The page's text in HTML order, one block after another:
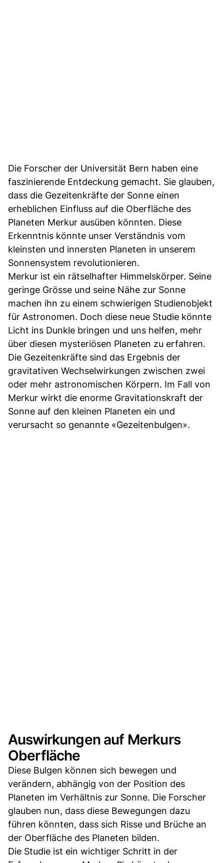
Die Forscher der Universität Bern haben eine
faszinierende Entdeckung gemacht. Sie glauben,
dass die Gezeitenkräfte der Sonne einen
erheblichen Einfluss auf die Oberfläche des
Planeten Merkur ausüben könnten. Diese
Erkenntnis könnte unser Verständnis vom
kleinsten und innersten Planeten in unserem
Sonnensystem revolutionieren.
Merkur ist ein rätselhafter Himmelskörper. Seine
geringe Grösse und seine Nähe zur Sonne
machen ihn zu einem schwierigen Studienobjekt
für Astronomen. Doch diese neue Studie könnte
Licht ins Dunkle bringen und uns helfen, mehr
über diesen mysteriösen Planeten zu erfahren.
Die Gezeitenkräfte sind das Ergebnis der
gravitativen Wechselwirkungen zwischen zwei
oder mehr astronomischen Körpern. Im Fall von
Merkur wirkt die enorme Gravitationskraft der
Sonne auf den kleinen Planeten ein und
verursacht so genannte «Gezeitenbulgen».
Auswirkungen auf Merkurs
Oberfläche
Diese Bulgen können sich bewegen und
verändern, abhängig von der Position des
Planeten im Verhältnis zur Sonne. Die Forscher
glauben nun, dass diese Bewegungen dazu
führen könnten, dass sich Risse und Brüche an
der Oberfläche des Planeten bilden.
Die Studie ist ein wichtiger Schritt in der